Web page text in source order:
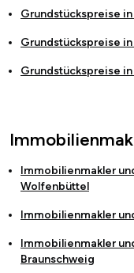
Grundstückspreise in
Grundstückspreise in
Grundstückspreise in
Immobilienmakler
Wolfenbüttel
Immobilienmakler
Immobilienmakler
Braunschweig